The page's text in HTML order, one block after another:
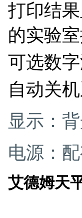
打印结
的实验
可选数
自动关
显示：
电源：
艾德姆天